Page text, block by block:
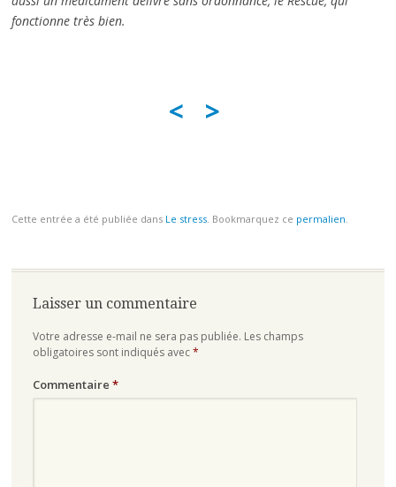
fonctionne très bien.
< >
Cette entrée a été publiée dans Le stress. Bookmarquez ce permalien
des
articles
Laisser un commentaire
Votre adresse e-mail ne sera pas publiée. Les champs
obligatoires sont indiqués avec*
Commentaire *